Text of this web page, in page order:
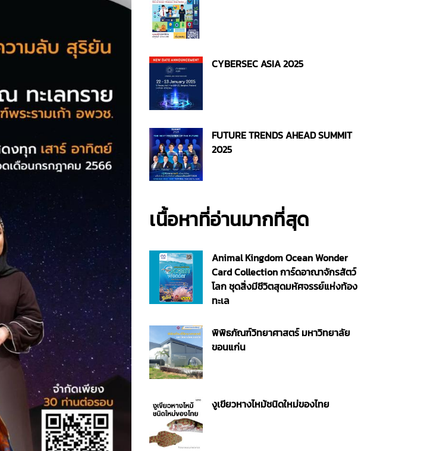
CYBERSEC ASIA 2025
FUTURE TRENDS AHEAD SUMMIT
2025
เนื้อหาที่อ่านมากที่สุด
Animal Kingdom Ocean Wonder
Card Collection การ์ดอาณาจักรสัตว์
โลก ชุดสิ่งมีชีวิตสุดมหัศจรรย์แห่งท้อง
ทะเล
พิพิธภัณฑ์วิทยาศาสตร์ มหาวิทยาลัย
ขอนแก่น
งูเขียวหางไหม้ชนิดใหม่ของไทย